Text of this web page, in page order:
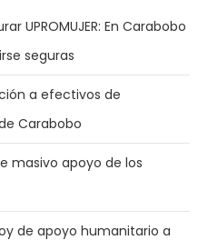
UPROMUJER: En Carabobo
seguras
a efectivos de
Carabobo
masivo apoyo de los
de apoyo humanitario a